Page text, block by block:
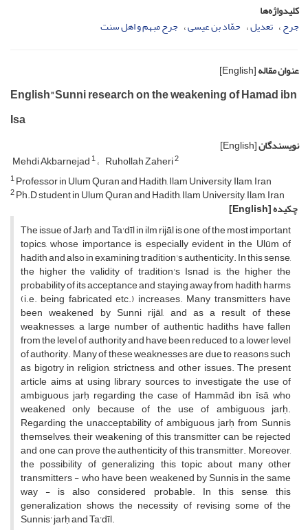
کلیدواژه‌ها
جرح تعدیل حمّاد بن‌ عیسی جرح مبهم و اهل ‌سنت
عنوان مقاله[English]
English"Sunni research on the weakening of Hamad ibn
Isa
نویسندگان[English]
Mehdi Akbarnejad1 Ruhollah Zaheri2
1Professor in Ulum Quran and Hadith, Ilam University, Ilam, Iran
2Ph.D student in Ulum Quran and Hadith, Ilam University, Ilam, Iran
چکیده[English]
The issue of Jarḥ and Ta'dīl in ilm rijāl is one of the most important
topics, whose importance is especially evident in the Ulūm of
hadith and also in examining tradition's authenticity. In this sense,
the higher the validity of tradition's Isnad is, the higher the
probability of its acceptance and staying away from hadith harms
(i.e. being fabricated etc.) increases. Many transmitters have
been weakened by Sunni rijāl, and as a result of these
weaknesses, a large number of authentic hadiths have fallen
from the level of authority and have been reduced to a lower level
of authority. Many of these weaknesses are due to reasons such
as bigotry in religion, strictness, and other issues. The present
article aims at using library sources to investigate the use of
ambiguous jarḥ regarding the case of Hammād ibn īsā who
weakened only because of the use of ambiguous jarḥ.
Regarding the unacceptability of ambiguous jarḥ from Sunnis
themselves, their weakening of this transmitter can be rejected
and one can prove the authenticity of this transmitter. Moreover,
the possibility of generalizing this topic about many other
transmitters - who have been weakened by Sunnis in the same
way - is also considered probable. In this sense, this
generalization shows the necessity of revising some of the
Sunnis' jarḥ and Ta'dīl.